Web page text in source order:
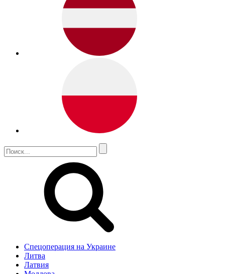
Спецоперация на Украине
Литва
Латвия